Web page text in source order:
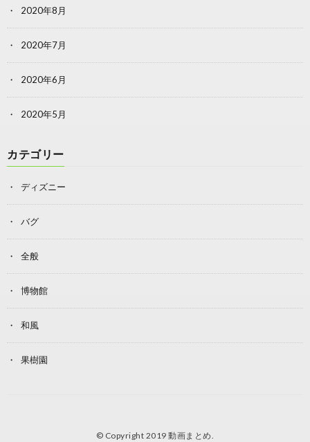
2020年8月
2020年7月
2020年6月
2020年5月
カテゴリー
ディズニー
バグ
全般
博物館
和風
果樹園
© Copyright 2019動画まとめ